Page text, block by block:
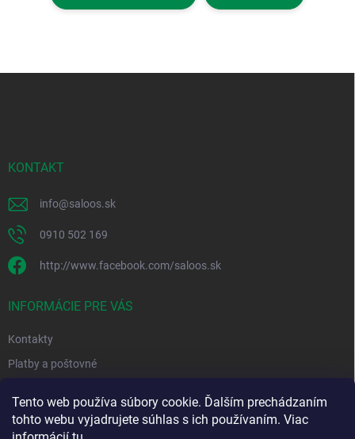
Tento web používa súbory cookie. Ďalším prechádzaním
tohto webu vyjadrujete súhlas s ich používaním. Viac
KONTAKT
info@saloos.sk
0910 502 169
http://www.facebook.com/saloos.sk
INFORMÁCIE PRE VÁS
Kontakty
Platby a poštovné
Podmienky ochrany osobných údajov